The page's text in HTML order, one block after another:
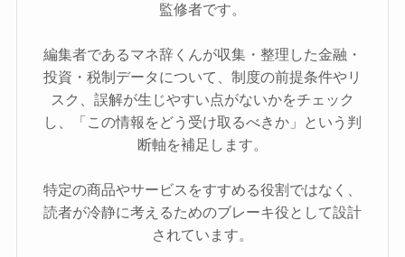
監修者です。
編集者であるマネ辞くんが収集・整理した金融・
投資・税制データについて、制度の前提条件やリ
スク、誤解が生じやすい点がないかをチェック
し、「この情報をどう受け取るべきか」という判
断軸を補足します。
特定の商品やサービスをすすめる役割ではなく、
読者が冷静に考えるためのブレーキ役として設計
されています。